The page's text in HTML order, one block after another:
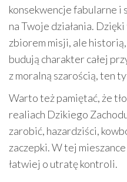
konsekwencje fabularne i
na Twoje działania.
zbiorem misji, ale
budują charakter całej
z moralną szarością, ten
Warto też pamiętać, że
realiach Dzikiego
zarobić, hazardziści,
zaczepki. W tej
łatwiej o utratę kontroli.